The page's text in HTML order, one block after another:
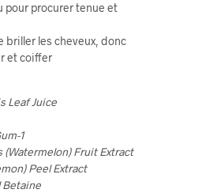
pour procurer tenue et
briller les cheveux, donc
et coiffer
Leaf Juice
1
(Watermelon) Fruit Extract
Peel Extract
Betaine